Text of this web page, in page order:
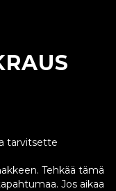
tarvitsette
Tehkää tämä
Jos aikaa